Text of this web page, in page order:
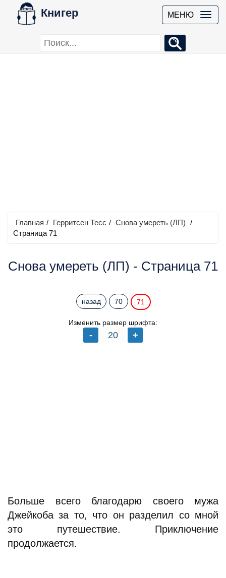
Книгер МЕНЮ
Главная / Герритсен Тесс / Снова умереть (ЛП) /
Страница 71
Снова умереть (ЛП) - Страница 71
назад 70 71
Изменить размер шрифта:
Больше всего благодарю своего мужа
Джейкоба за то, что он разделил со мной
это путешествие. Приключение
продолжается.